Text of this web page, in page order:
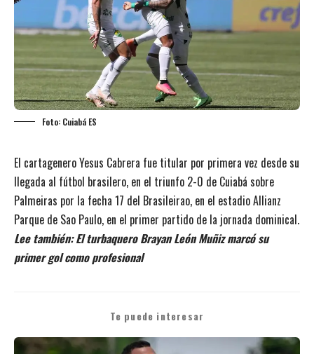
Foto: Cuiabá ES
El cartagenero Yesus Cabrera fue titular por primera vez desde su
llegada al fútbol brasilero, en el triunfo 2-0 de Cuiabá sobre
Palmeiras por la fecha 17 del Brasileirao, en el estadio Allianz
Parque de Sao Paulo, en el primer partido de la jornada dominical.
Lee también:El turbaquero Brayan León Muñiz marcó su
primer gol como profesional
Te puede interesar